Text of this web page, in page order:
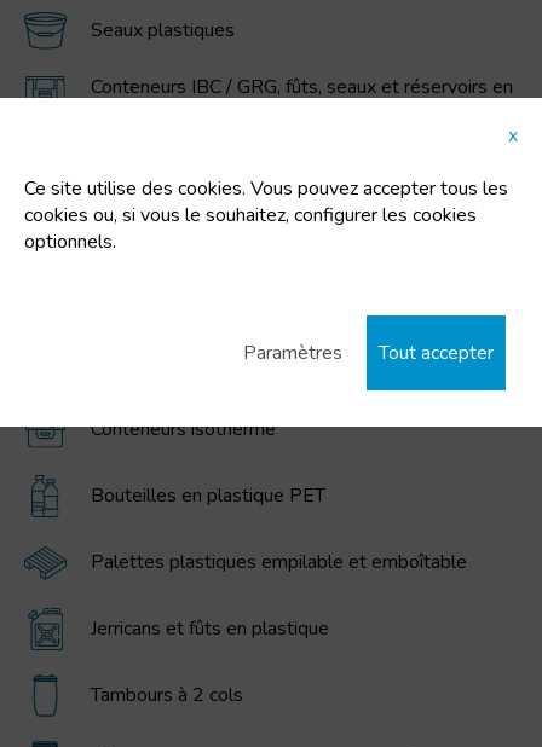
Seaux plastiques
Conteneurs IBC / GRG, fûts, seaux et réservoirs en
Poubelles et conteneurs à déchets
Boîtes Empilables Emboîtables
Conteneurs isotherme
Bouteilles en plastique PET
Palettes plastiques empilable et emboîtable
Jerricans et fûts en plastique
Tambours à 2 cols
Ce site utilise des cookies. Vous pouvez accepter tous les
cookies ou, si vous le souhaitez, configurer les cookies
optionnels.
x
Tout accepter
Paramètres